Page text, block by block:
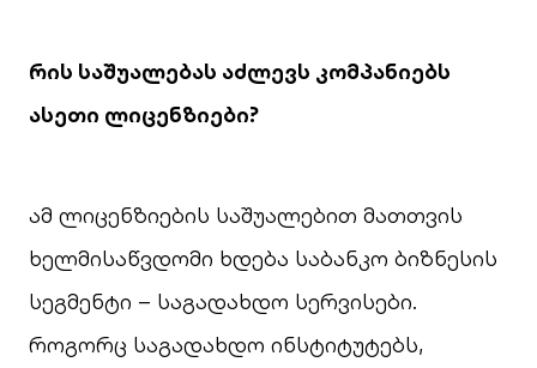
რის საშუალებას აძლევს კომპანიებს
ასეთი ლიცენზიები?
ამ ლიცენზიების საშუალებით მათთვის
ხელმისაწვდომი ხდება საბანკო ბიზნესის
სეგმენტი – საგადახდო სერვისები.
როგორც საგადახდო ინსტიტუტებს,